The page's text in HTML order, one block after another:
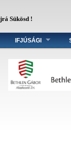
Sükösd !
IFJÚSÁGI